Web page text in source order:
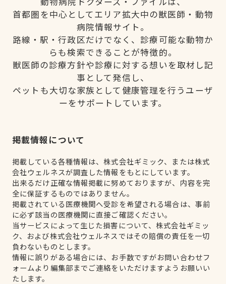
首都圏を中心としてエリア拡大中の獣医師・動物
病院情報サイト。
路線・駅・行政区だけでなく、診療可能な動物か
らも検索できることが特徴的。
獣医師の診療方針や診療に対する想いを取材し記
事として発信し、
ペットも大切な家族として健康管理を行うユーザ
ーをサポートしています。
掲載情報について
掲載している各種情報は、株式会社ギミック、または株式
会社ウェルネスが調査した情報をもとにしています。
出来るだけ正確な情報掲載に努めておりますが、内容を完
全に保証するものではありません。
掲載されている医療機関へ受診を希望される場合は、事前
に必ず該当の医療機関に直接ご確認ください。
当サービスによって生じた損害について、株式会社ギミッ
ク、および株式会社ウェルネスではその賠償の責任を一切
負わないものとします。
情報に誤りがある場合には、お手数ですがお問い合わせフ
ォームより編集部までご連絡をいただけますようお願いい
たします。